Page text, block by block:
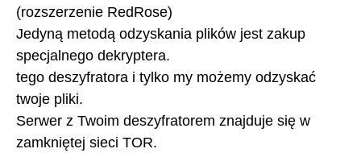
(rozszerzenie RedRose)
Jedyną metodą odzyskania plików jest zakup
specjalnego dekryptera.
tego deszyfratora i tylko my możemy odzyskać
twoje pliki.
Serwer z Twoim deszyfratorem znajduje się w
zamkniętej sieci TOR.